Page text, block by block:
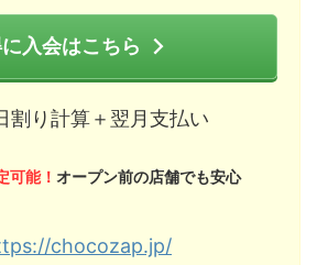
入会はこちら
割り計算＋翌月支払い
可能！ オープン前の店舗でも安心
chocozap.jp/